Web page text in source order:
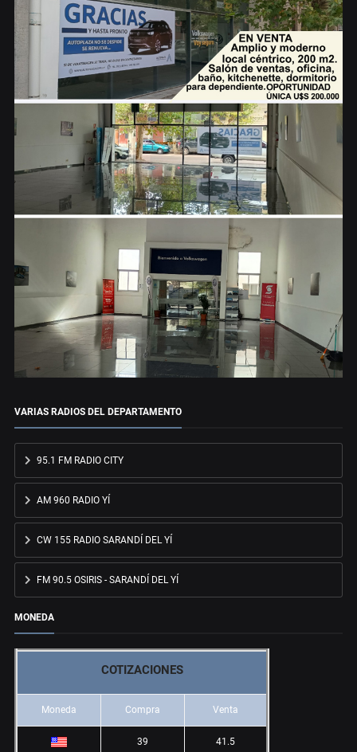
VARIAS RADIOS DEL DEPARTAMENTO
95.1 FM RADIO CITY
AM 960 RADIO YÍ
CW 155 RADIO SARANDÍ DEL YÍ
FM 90.5 OSIRIS - SARANDÍ DEL YÍ
MONEDA
COTIZACIONES
Moneda Compra Venta
39 41.5